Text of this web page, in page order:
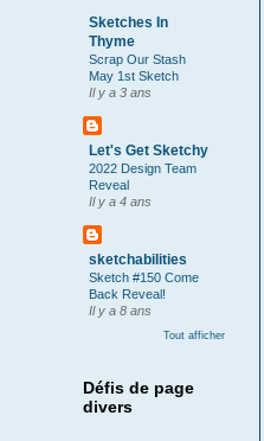
Sketches In
Thyme
Scrap Our Stash
May 1st Sketch
Il y a 3 ans
Let's Get Sketchy
2022 Design Team
Reveal
Il y a 4 ans
sketchabilities
Sketch #150 Come
Back Reveal!
Il y a 8 ans
Tout afficher
Défis de page
divers